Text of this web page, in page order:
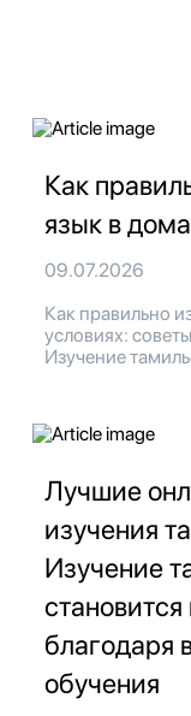
Как
язык в
09.07.2026
Как правильно
условиях:
Изучение
Лучшие
изучения
Изучение
благодаря
обучения